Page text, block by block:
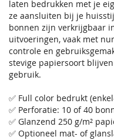
laten bedrukken met je
ze aansluiten bij je
bonnen zijn verkrijgbaar
uitvoeringen, vaak met
controle en
stevige papiersoort
gebruik.
✅ Full color bedrukt
✅ Perforatie: 10 of 40
✅ Glanzend 250 g/m²
✅ Optioneel mat- of